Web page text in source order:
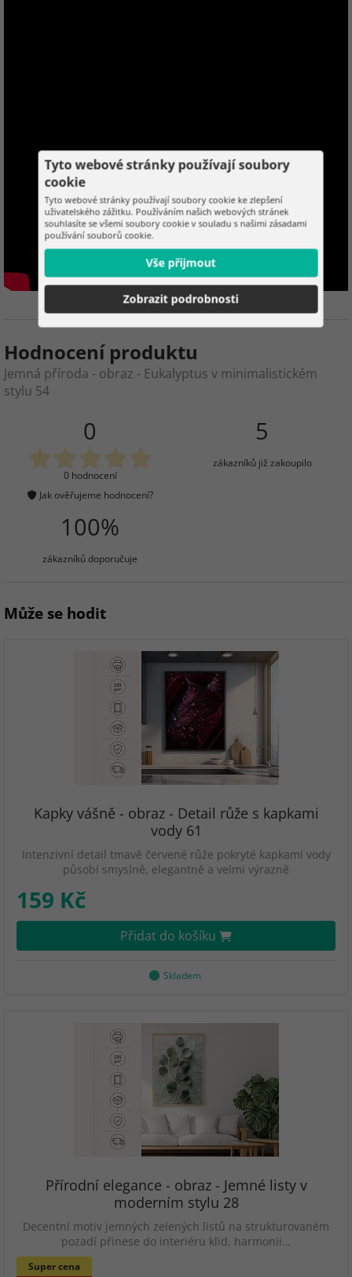
Hodnocení produktu
Jemná příroda - obraz - Eukalyptus v minimalistickém
stylu 54
0
0 hodnocení
Jak ověřujeme hodnocení?
5
zákazníků již zakoupilo
100%
zákazníků doporučuje
Může se hodit
Kapky vášně - obraz - Detail růže s kapkami
vody 61
Intenzivní detail tmavě červené růže pokryté kapkami vody
působí smyslně, elegantně a velmi výrazně
159 Kč
Přidat do košíku
Skladem
Přírodní elegance - obraz - Jemné listy v
moderním stylu 28
Decentní motiv jemných zelených listů na strukturovaném
pozadí přinese do interiéru klid, harmonii…
Super cena
Tyto webové stránky používají soubory
cookie
Tyto webové stránky používají soubory cookie ke zlepšení
uživatelského zážitku. Používáním našich webových stránek
souhlasíte se všemi soubory cookie v souladu s našimi zásadami
používání souborů cookie.
Vše přijmout
Zobrazit podrobnosti